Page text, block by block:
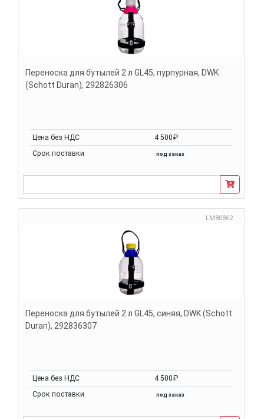
Переноска для бутылей 2 л GL45, пурпурная, DWK
(Schott Duran), 292826306
Цена без НДС
4 500₽
Срок поставки
под заказ
LM80862
Переноска для бутылей 2 л GL45, синяя, DWK (Schott
Duran), 292836307
Цена без НДС
4 500₽
Срок поставки
под заказ